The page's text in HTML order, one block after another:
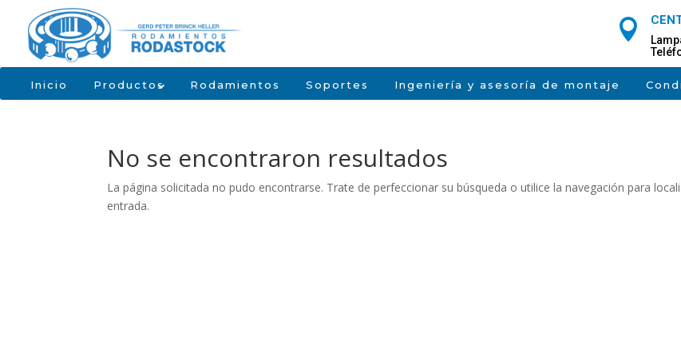

Inicio Productos Rodamientos Soportes Ingeniería y asesoría de montaje
No se encontraron resultados
La página solicitada no pudo encontrarse. Trate de perfeccionar su búsqueda o utilice la navegación para
entrada.